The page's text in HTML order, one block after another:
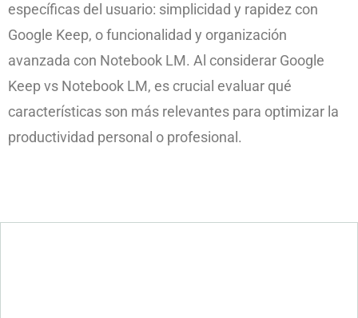
específicas del usuario: simplicidad y rapidez con
Google Keep, o funcionalidad y organización
avanzada con Notebook LM. Al considerar Google
Keep vs Notebook LM, es crucial evaluar qué
características son más relevantes para optimizar la
productividad personal o profesional.